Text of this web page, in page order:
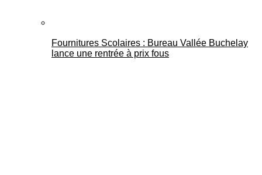
Fournitures Scolaires : Bureau Vallée Buchelay
lance une rentrée à prix fous